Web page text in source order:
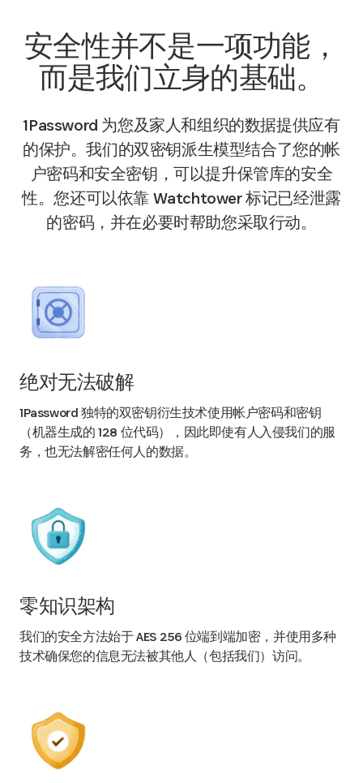
安全性并不是一项功能，
而是我们立身的基础。
1Password 为您及家人和组织的数据提供应有
的保护。我们的双密钥派生模型结合了您的帐
户密码和安全密钥，可以提升保管库的安全
性。您还可以依靠 Watchtower 标记已经泄露
的密码，并在必要时帮助您采取行动。
绝对无法破解
1Password 独特的双密钥衍生技术使用帐户密码和密钥
（机器生成的 128 位代码），因此即使有人入侵我们的服
务，也无法解密任何人的数据。
零知识架构
我们的安全方法始于 AES 256 位端到端加密，并使用多种
技术确保您的信息无法被其他人（包括我们）访问。